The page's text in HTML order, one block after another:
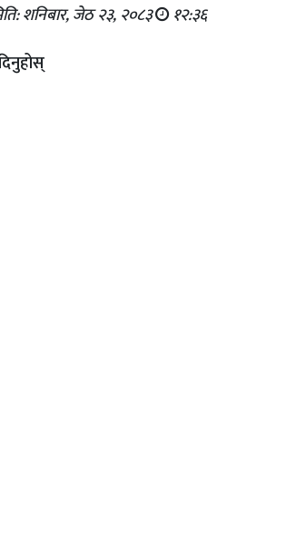
शनिबार, जेठ २३, २०८३ १२:३६